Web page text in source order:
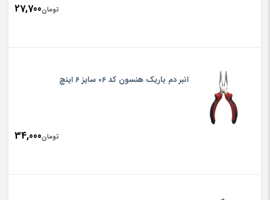
تومان27,700
انبر دم باریک هنسون کد 06 سایز 6 اینچ
تومان34,000